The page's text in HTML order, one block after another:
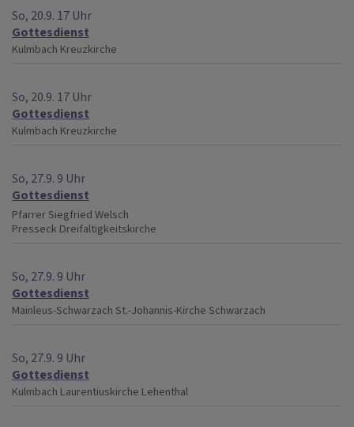
So, 20.9. 17 Uhr
Gottesdienst
Kulmbach Kreuzkirche
So, 20.9. 17 Uhr
Gottesdienst
Kulmbach Kreuzkirche
So, 27.9. 9 Uhr
Gottesdienst
Pfarrer Siegfried Welsch
Presseck Dreifaltigkeitskirche
So, 27.9. 9 Uhr
Gottesdienst
Mainleus-Schwarzach St.-Johannis-Kirche Schwarzach
So, 27.9. 9 Uhr
Gottesdienst
Kulmbach Laurentiuskirche Lehenthal